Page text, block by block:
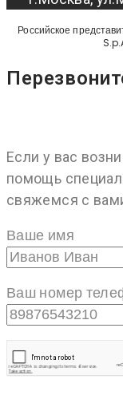
Российское
Если у вас
помощь
свяжемся с
Ваше имя
Ваш номер